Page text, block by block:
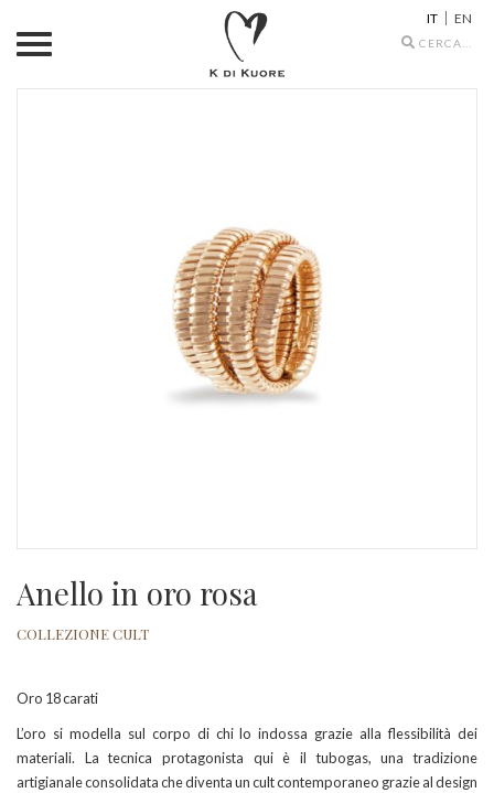
Search
IT EN
Anello in oro rosa
COLLEZIONE CULT
Oro 18 carati
L’oro si modella sul corpo di chi lo indossa grazie alla flessibilità dei
materiali. La tecnica protagonista qui è il tubogas, una tradizione
artigianale consolidata che diventa un cult contemporaneo grazie al design